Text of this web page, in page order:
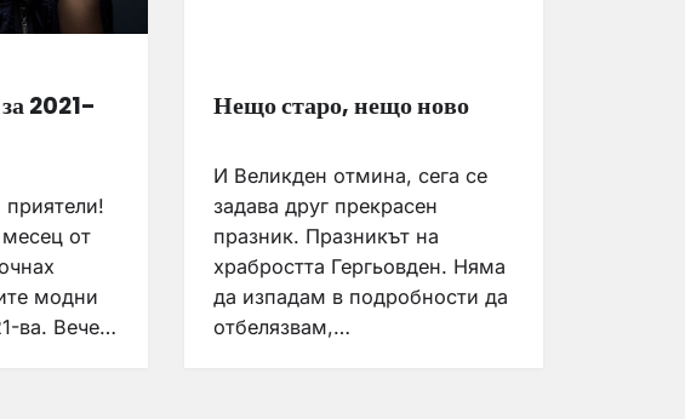
2021-
приятели!
от
модни
ва. Вече…
Нещо старо, нещо ново
И Великден отмина, сега се
задава друг прекрасен
празник. Празникът на
храбростта Гергьовден. Няма
да изпадам в подробности да
отбелязвам,…